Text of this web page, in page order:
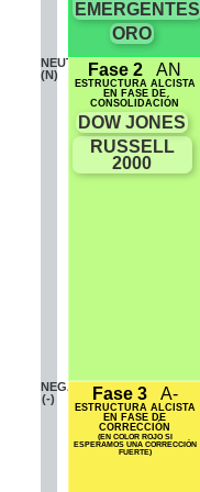
NEUTRAL
(N)
NEGATIVO
(-)
EMERGENTES
ORO
Fase 2 AN
ESTRUCTURA ALCISTA
EN FASE DE
CONSOLIDACIÓN
DOW JONES
RUSSELL
2000
Fase 3 A-
ESTRUCTURA ALCISTA
EN FASE DE
CORRECCIÓN
(EN COLOR ROJO SI
ESPERAMOS UNA CORRECCIÓN
FUERTE)